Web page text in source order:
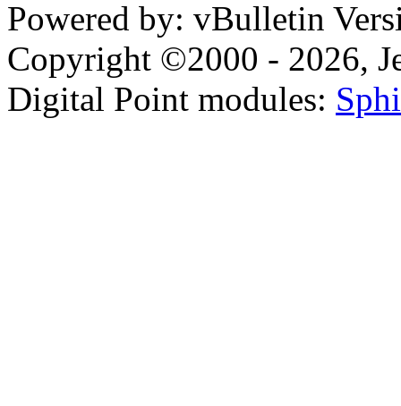
Powered by: vBulletin
Copyright ©2000 - 2026,
Digital Point modules: